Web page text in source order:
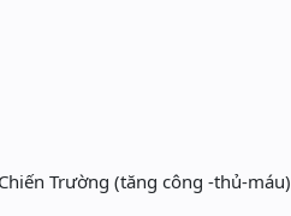
Trường (tăng công -thủ-máu)